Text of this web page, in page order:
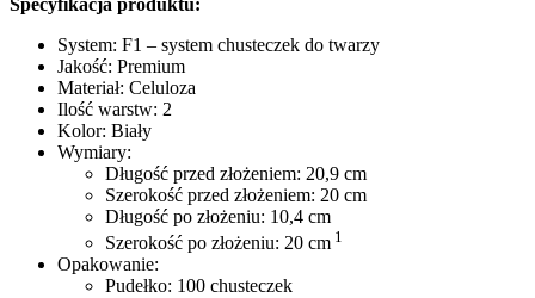
Specyfikacja produktu:
System: F1 – system chusteczek do twarzy
Jakość: Premium
Materiał: Celuloza
Ilość warstw: 2
Kolor: Biały
Wymiary:
Długość przed złożeniem: 20,9 cm
Szerokość przed złożeniem: 20 cm
Długość po złożeniu: 10,4 cm
Szerokość po złożeniu: 20 cm 1
Opakowanie:
Pudełko: 100 chusteczek